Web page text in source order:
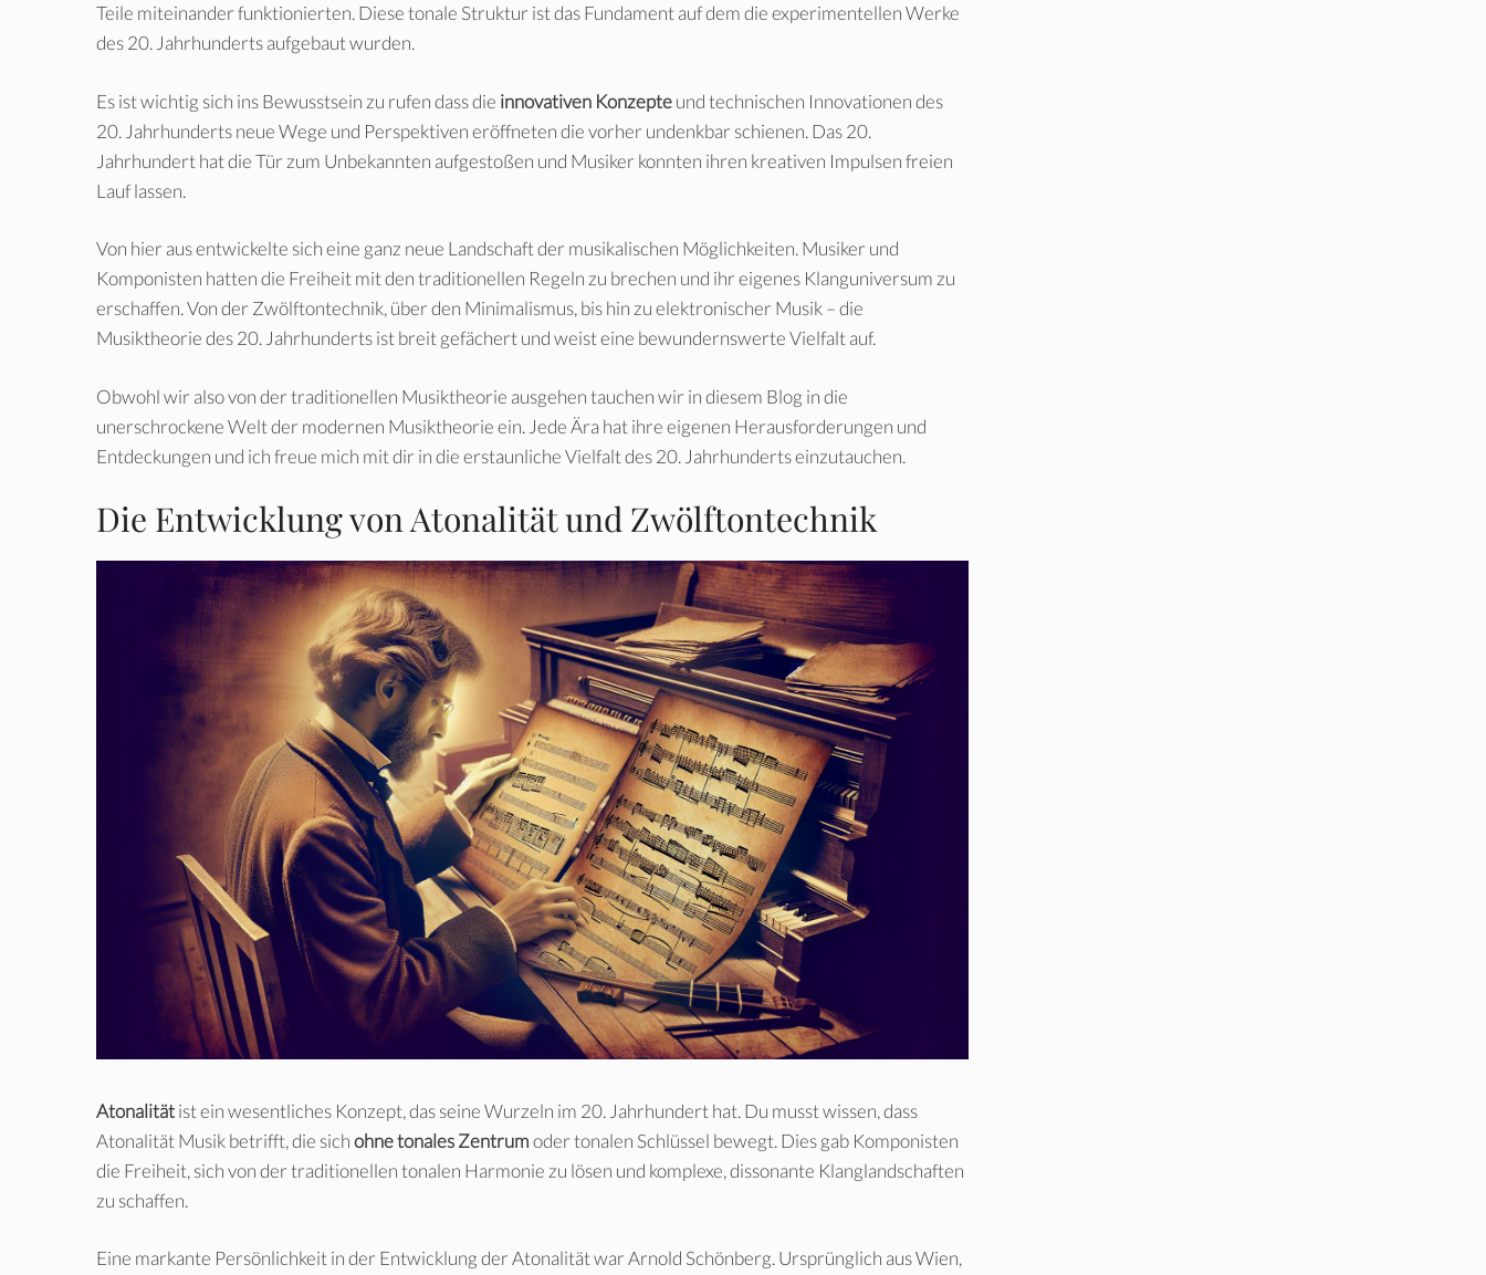
Teile miteinander funktionierten. Diese tonale Struktur ist das Fundament auf dem die experimentellen Werke
des 20. Jahrhunderts aufgebaut wurden.
Es ist wichtig sich ins Bewusstsein zu rufen dass die innovativen Konzepteund technischen Innovationen des
20. Jahrhunderts neue Wege und Perspektiven eröffneten die vorher undenkbar schienen. Das 20.
Jahrhundert hat die Tür zum Unbekannten aufgestoßen und Musiker konnten ihren kreativen Impulsen freien
Lauf lassen.
Von hier aus entwickelte sich eine ganz neue Landschaft der musikalischen Möglichkeiten. Musiker und
Komponisten hatten die Freiheit mit den traditionellen Regeln zu brechen und ihr eigenes Klanguniversum zu
erschaffen. Von der Zwölftontechnik, über den Minimalismus, bis hin zu elektronischer Musik – die
Musiktheorie des 20. Jahrhunderts ist breit gefächert und weist eine bewundernswerte Vielfalt auf.
Obwohl wir also von der traditionellen Musiktheorie ausgehen tauchen wir in diesem Blog in die
unerschrockene Welt der modernen Musiktheorie ein. Jede Ära hat ihre eigenen Herausforderungen und
Entdeckungen und ich freue mich mit dir in die erstaunliche Vielfalt des 20. Jahrhunderts einzutauchen.
Die Entwicklung von Atonalität und Zwölftontechnik
Atonalitätist ein wesentliches Konzept, das seine Wurzeln im 20. Jahrhundert hat. Du musst wissen, dass
Atonalität Musik betrifft, die sichohne tonales Zentrumoder tonalen Schlüssel bewegt. Dies gab Komponisten
die Freiheit, sich von der traditionellen tonalen Harmonie zu lösen und komplexe, dissonante Klanglandschaften
zu schaffen.
Eine markante Persönlichkeit in der Entwicklung der Atonalität war Arnold Schönberg. Ursprünglich aus Wien,